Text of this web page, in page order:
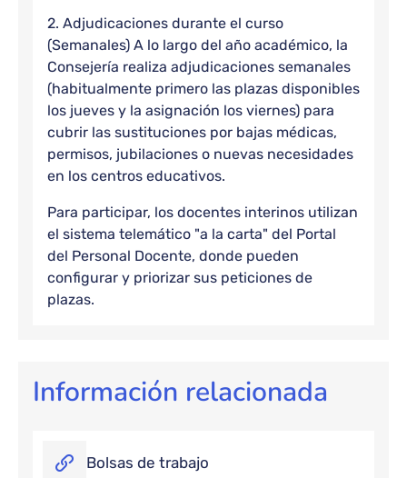
2. Adjudicaciones durante el curso
(Semanales) A lo largo del año académico, la
Consejería realiza adjudicaciones semanales
(habitualmente primero las plazas disponibles
los jueves y la asignación los viernes) para
cubrir las sustituciones por bajas médicas,
permisos, jubilaciones o nuevas necesidades
en los centros educativos.
Para participar, los docentes interinos utilizan
el sistema telemático "a la carta" del Portal
del Personal Docente, donde pueden
configurar y priorizar sus peticiones de
plazas.
Información relacionada
Bolsas de trabajo